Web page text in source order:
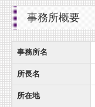
事務所概要
事務所名
所長名
所在地